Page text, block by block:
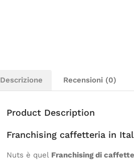
Descrizione Recensioni (0)
Product Description
Franchising caffetteria in
Nuts è quel Franchising di